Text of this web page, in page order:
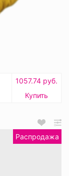
1057.74 руб.
Купить
Распродажа